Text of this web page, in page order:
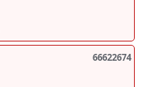
66622674